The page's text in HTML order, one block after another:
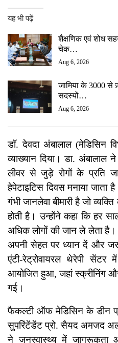
यह भी पढ़ें
शैक्षणिक एवं शोध
चेक…
Aug 6, 2026
जामिया के 3000 से
सदस्यों…
Aug 6, 2026
डॉ. देवदा अंबालाल (मेडिसिन
व्याख्यान दिया। डा. अंबालाल
लीवर से जुड़े रोगों के प्रति
हेपेटाइटिस दिवस मनाया जाता
गंभी जानलेवा बीमारी है जो
होती है। उन्होंने कहा कि हर
अधिक लोगों की जान ले लेता
अपनी सेहत पर ध्यान दें और
एंटी-रेट्रोवायरल थेरेपी सेंटर
आयोजित हुआ, जहां स्क्रीनिंग और
गई।
फैकल्टी ऑफ मेडिसिन के डीन
सुपरिंटेंडेंट प्रो. सैयद अमजद
ने जनस्वास्थ्य में जागरूकता